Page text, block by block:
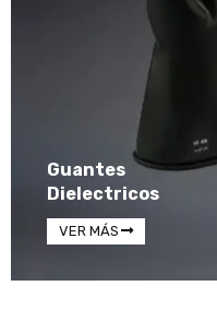
Guantes
Dielectricos
VER MÁS